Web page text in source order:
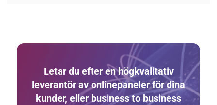
Letar du efter en högkvalitativ
leverantör av onlinepaneler för dina
kunder, eller business to business